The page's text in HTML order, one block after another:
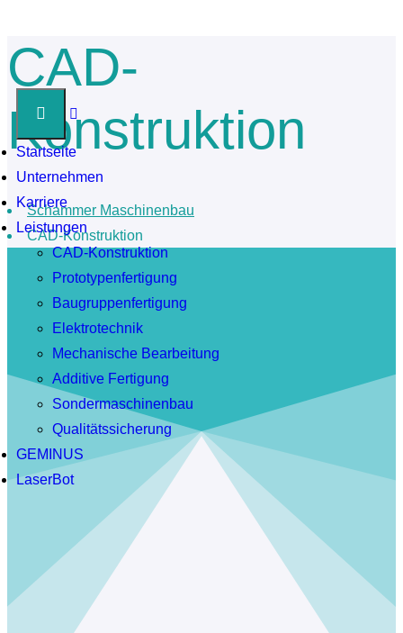
Startseite
Unternehmen
Karriere
Leistungen
CAD-Konstruktion
Prototypenfertigung
Baugruppenfertigung
Elektrotechnik
Mechanische Bearbeitung
Additive Fertigung
Sondermaschinenbau
Qualitätssicherung
GEMINUS
LaserBot
CAD-
Konstruktion
Schammer Maschinenbau
CAD-Konstruktion